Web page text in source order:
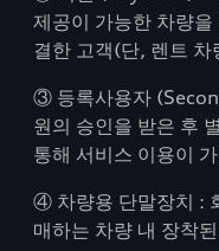
제공이 가능한 차량
결한 고객(단, 렌트 차
③ 등록사용자
원의 승인을 받은 후
통해 서비스 이용이
④ 차량용 단말장치 :
매하는 차량 내 장착